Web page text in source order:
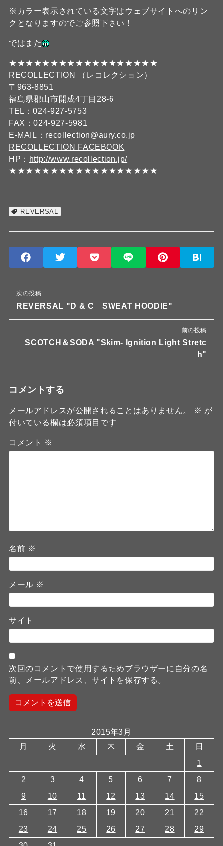
※カラー表示されている文字はウェブサイトへのリン
クとなりますのでご参照下さい！
ではまた
★★★★★★★★★★★★★★★★★★
RECOLLECTION （レコレクション）
〒963-8851
福島県郡山市開成4丁目28-6
TEL：024-927-5753
FAX：024-927-5981
E-MAIL：recollection@aury.co.jp
RECOLLECTION FACEBOOK
HP： http://www.recollection.jp/
★★★★★★★★★★★★★★★★★★
REVERSAL
次の投稿
REVERSAL "D & C SWEAT HOODIE"
前の投稿
SCOTCH＆SODA "Skim- Ignition Light Stretc
h"
コメントする
メールアドレスが公開されることはありません。 ※ が
付いている欄は必須項目です
コメント ※
名前 ※
メール ※
サイト
次回のコメントで使用するためブラウザーに自分の名
前、メールアドレス、サイトを保存する。
2015年3月
月
火 水 木 金 土
日
1
2
3 4 5 6 7
8
9
10 11 12 13 14
15
16
17 18 19 20 21
22
23
24 25 26 27 28
29